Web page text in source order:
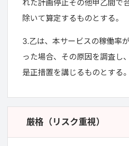
れた計画停止その他甲乙間で
除いて算定するものとする。
3.乙は、本サービスの稼働率
った場合、その原因を調査し
是正措置を講じるものとする。
厳格（リスク重視）